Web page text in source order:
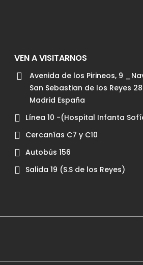
VEN A VISITARNOS
Avenida de los Pirineos, 9
San Sebastian de los Reyes
Madrid España
Línea 10 -(Hospital Infanta
Cercanías C7 y C10
Autobús 156
Salida 19 (S.S de los Reyes)